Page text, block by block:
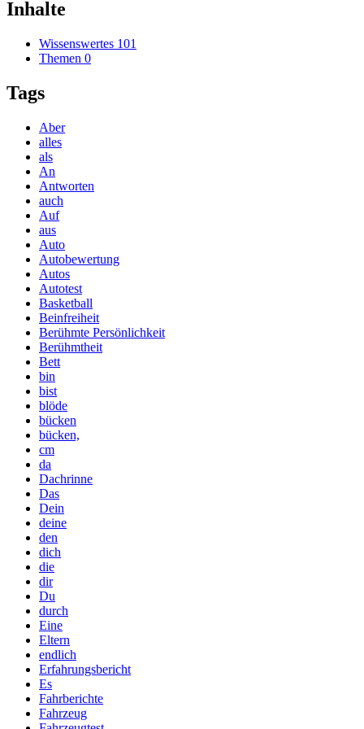
Inhalte
Wissenswertes 101
Themen 0
Tags
Aber
alles
als
An
Antworten
auch
Auf
aus
Auto
Autobewertung
Autos
Autotest
Basketball
Beinfreiheit
Berühmte Persönlichkeit
Berühmtheit
Bett
bin
bist
blöde
bücken
bücken,
cm
da
Dachrinne
Das
Dein
deine
den
dich
die
dir
Du
durch
Eine
Eltern
endlich
Erfahrungsbericht
Es
Fahrberichte
Fahrzeug